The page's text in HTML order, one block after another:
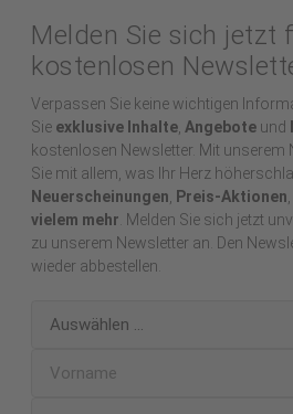
Melden Sie sich jetzt
kostenlosen
Verpassen Sie keine wichtigen
Sie exklusive Inhalte Angebote und
kostenlosen Newsletter. Mit unserem
Sie mit allem, was Ihr Herz
Neuerscheinungen
Preis-Aktionen
vielem mehr . Melden Sie sich jetzt
zu unserem Newsletter an. Den
wieder abbestellen.